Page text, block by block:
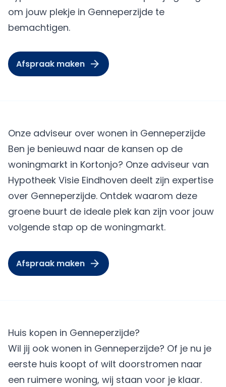
om jouw plekje in Genneperzijde te
bemachtigen.
Afspraak maken
Onze adviseur over wonen in Genneperzijde
Ben je benieuwd naar de kansen op de
woningmarkt in Kortonjo? Onze adviseur van
Hypotheek Visie Eindhoven deelt zijn expertise
over Genneperzijde. Ontdek waarom deze
groene buurt de ideale plek kan zijn voor jouw
volgende stap op de woningmarkt.
Afspraak maken
Huis kopen in Genneperzijde?
Wil jij ook wonen in Genneperzijde? Of je nu je
eerste huis koopt of wilt doorstromen naar
een ruimere woning, wij staan voor je klaar.